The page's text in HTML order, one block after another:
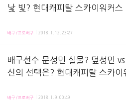
낯 빛? 현대캐피탈 스카이워커스 배
배구 스타 문성민 선수 담겼어요 !현역 선수 유일
배구/프로배구 2018. 1. 12. 23:27
배구선수 문성민 실물? 덮성민
신의 선택은? 현대캐피탈 스카이
도드람 v리그 프로배구
한기가 창문을 뚫고들어오는 겨울에도,왠일로 햇
배구/프로배구 2018. 1. 9. 00:49